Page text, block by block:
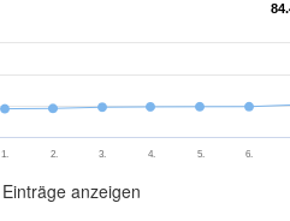
1. 2. 3. 4. 5. 6.
Einträge anzeigen